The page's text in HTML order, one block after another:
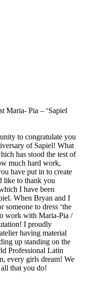
Maria- Pia – ‘Sapiel
to congratulate you
of Sapiel! What
has stood the test of
much hard work,
have put in to create
like to thank you
I have been
When Bryan and I
to dress ‘the
work with Maria-Pia /
I proudly
having material
up standing on the
Professional Latin
every girls dream! We
that you do!